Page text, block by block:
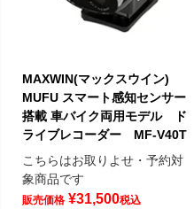
MAXWIN(マックスウイン)
MUFU スマート感知センサー
搭載 車バイク両用モデル ド
ライブレコーダー MF-V40T
こちらはお取りよせ・予約対
象商品です
販売価格 ¥31,500税込